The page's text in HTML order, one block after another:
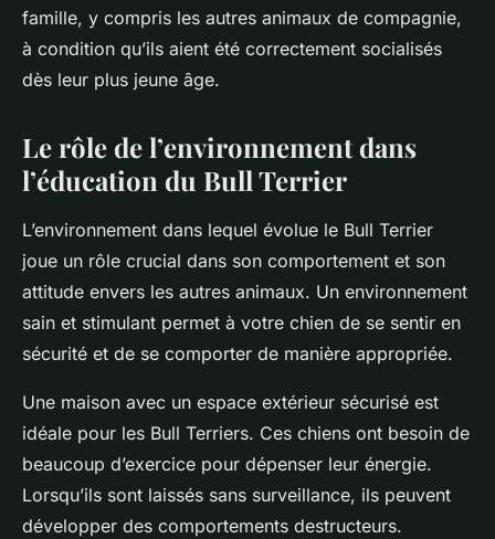
famille, y compris les autres animaux de compagnie,
à condition qu’ils aient été correctement socialisés
dès leur plus jeune âge.
Le rôle de l’environnement dans
l’éducation du Bull Terrier
L’environnement dans lequel évolue le Bull Terrier
joue un rôle crucial dans son comportement et son
attitude envers les autres animaux. Un environnement
sain et stimulant permet à votre chien de se sentir en
sécurité et de se comporter de manière appropriée.
Une maison avec un espace extérieur sécurisé est
idéale pour les Bull Terriers. Ces chiens ont besoin de
beaucoup d’exercice pour dépenser leur énergie.
Lorsqu’ils sont laissés sans surveillance, ils peuvent
développer des comportements destructeurs.